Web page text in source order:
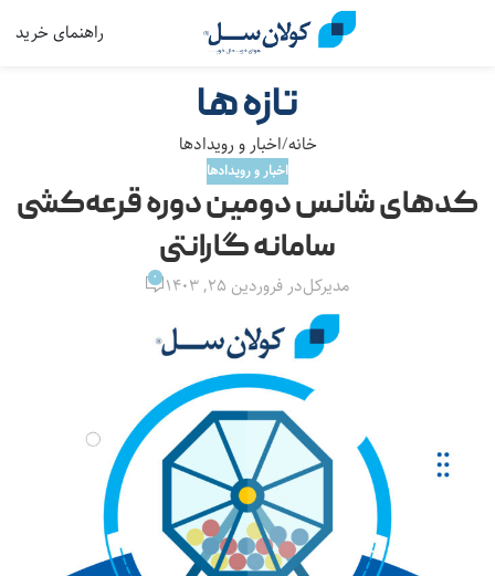
راهنمای خرید
تازه ها
خانه اخبار و رویدادها
اخبار و رویدادها
کدهای شانس دومین دوره قرعه‌کشی
سامانه گارانتی
مدیرکلدر فروردین ۲۵, ۱۴۰۳ 0